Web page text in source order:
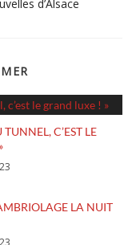
d’Alsace
C’EST LE
LA NUIT